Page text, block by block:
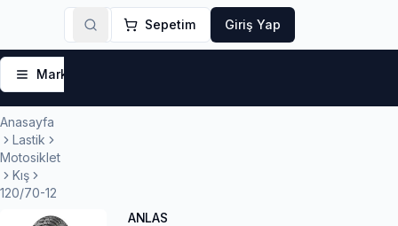
Sepetim Giriş Yap
Markalar
Anasayfa
Lastik
Motosiklet
Kış
120/70-12
ANLAS